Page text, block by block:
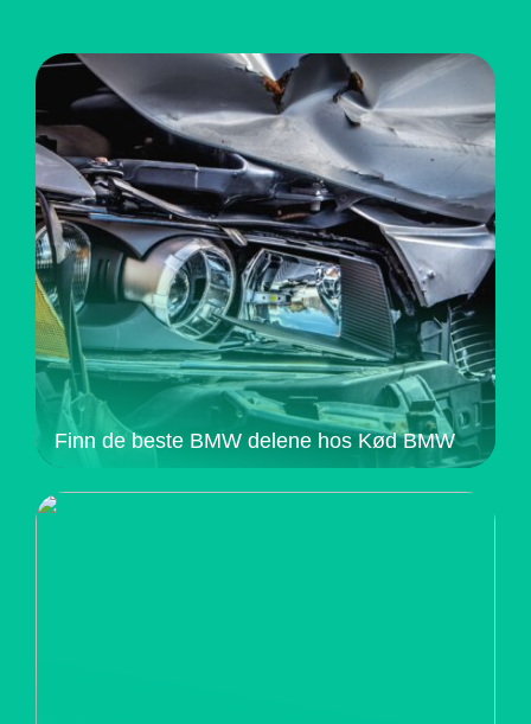
Finn de beste BMW delene hos Kød BMW